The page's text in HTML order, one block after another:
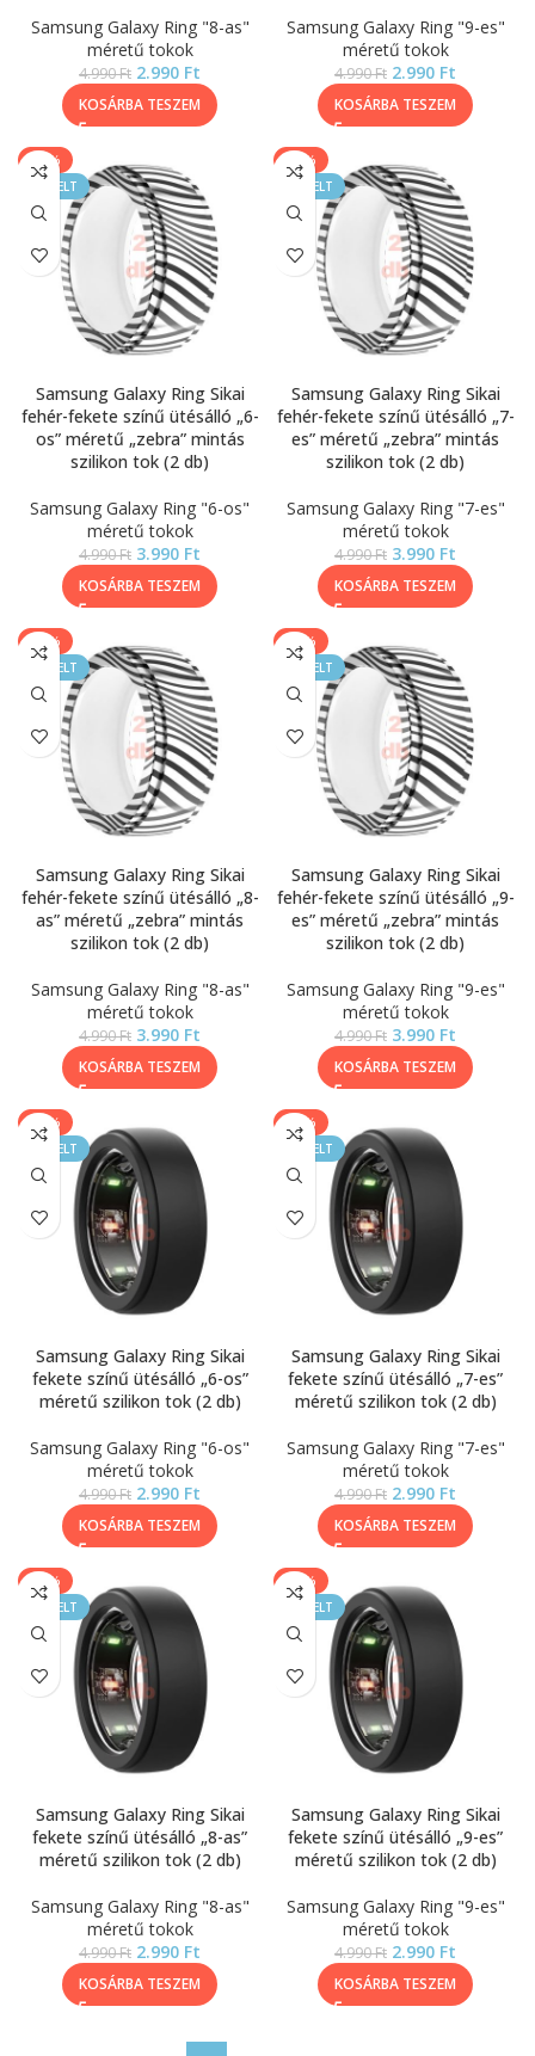
Samsung Galaxy Ring "8-as"
méretű tokok
4.990Ft 2.990 Ft
KOSÁRBA TESZEM
Samsung Galaxy Ring "9-es"
méretű tokok
4.990Ft 2.990 Ft
KOSÁRBA TESZEM
-20%
KIEMELT
Samsung Galaxy Ring Sikai
fehér-fekete színű ütésálló „6-
os” méretű „zebra” mintás
szilikon tok (2 db)
Samsung Galaxy Ring "6-os"
méretű tokok
4.990Ft 3.990 Ft
KOSÁRBA TESZEM
-20%
KIEMELT
Samsung Galaxy Ring Sikai
fehér-fekete színű ütésálló „7-
es” méretű „zebra” mintás
szilikon tok (2 db)
Samsung Galaxy Ring "7-es"
méretű tokok
4.990Ft 3.990 Ft
KOSÁRBA TESZEM
-20%
KIEMELT
Samsung Galaxy Ring Sikai
fehér-fekete színű ütésálló „8-
as” méretű „zebra” mintás
szilikon tok (2 db)
Samsung Galaxy Ring "8-as"
méretű tokok
4.990Ft 3.990 Ft
KOSÁRBA TESZEM
-20%
KIEMELT
Samsung Galaxy Ring Sikai
fehér-fekete színű ütésálló „9-
es” méretű „zebra” mintás
szilikon tok (2 db)
Samsung Galaxy Ring "9-es"
méretű tokok
4.990Ft 3.990 Ft
KOSÁRBA TESZEM
-40%
KIEMELT
Samsung Galaxy Ring Sikai
fekete színű ütésálló „6-os”
méretű szilikon tok (2 db)
Samsung Galaxy Ring "6-os"
méretű tokok
4.990Ft 2.990 Ft
KOSÁRBA TESZEM
-40%
KIEMELT
Samsung Galaxy Ring Sikai
fekete színű ütésálló „7-es”
méretű szilikon tok (2 db)
Samsung Galaxy Ring "7-es"
méretű tokok
4.990Ft 2.990 Ft
KOSÁRBA TESZEM
-40%
KIEMELT
Samsung Galaxy Ring Sikai
fekete színű ütésálló „8-as”
méretű szilikon tok (2 db)
Samsung Galaxy Ring "8-as"
méretű tokok
4.990Ft 2.990 Ft
KOSÁRBA TESZEM
-40%
KIEMELT
Samsung Galaxy Ring Sikai
fekete színű ütésálló „9-es”
méretű szilikon tok (2 db)
Samsung Galaxy Ring "9-es"
méretű tokok
4.990Ft 2.990 Ft
KOSÁRBA TESZEM